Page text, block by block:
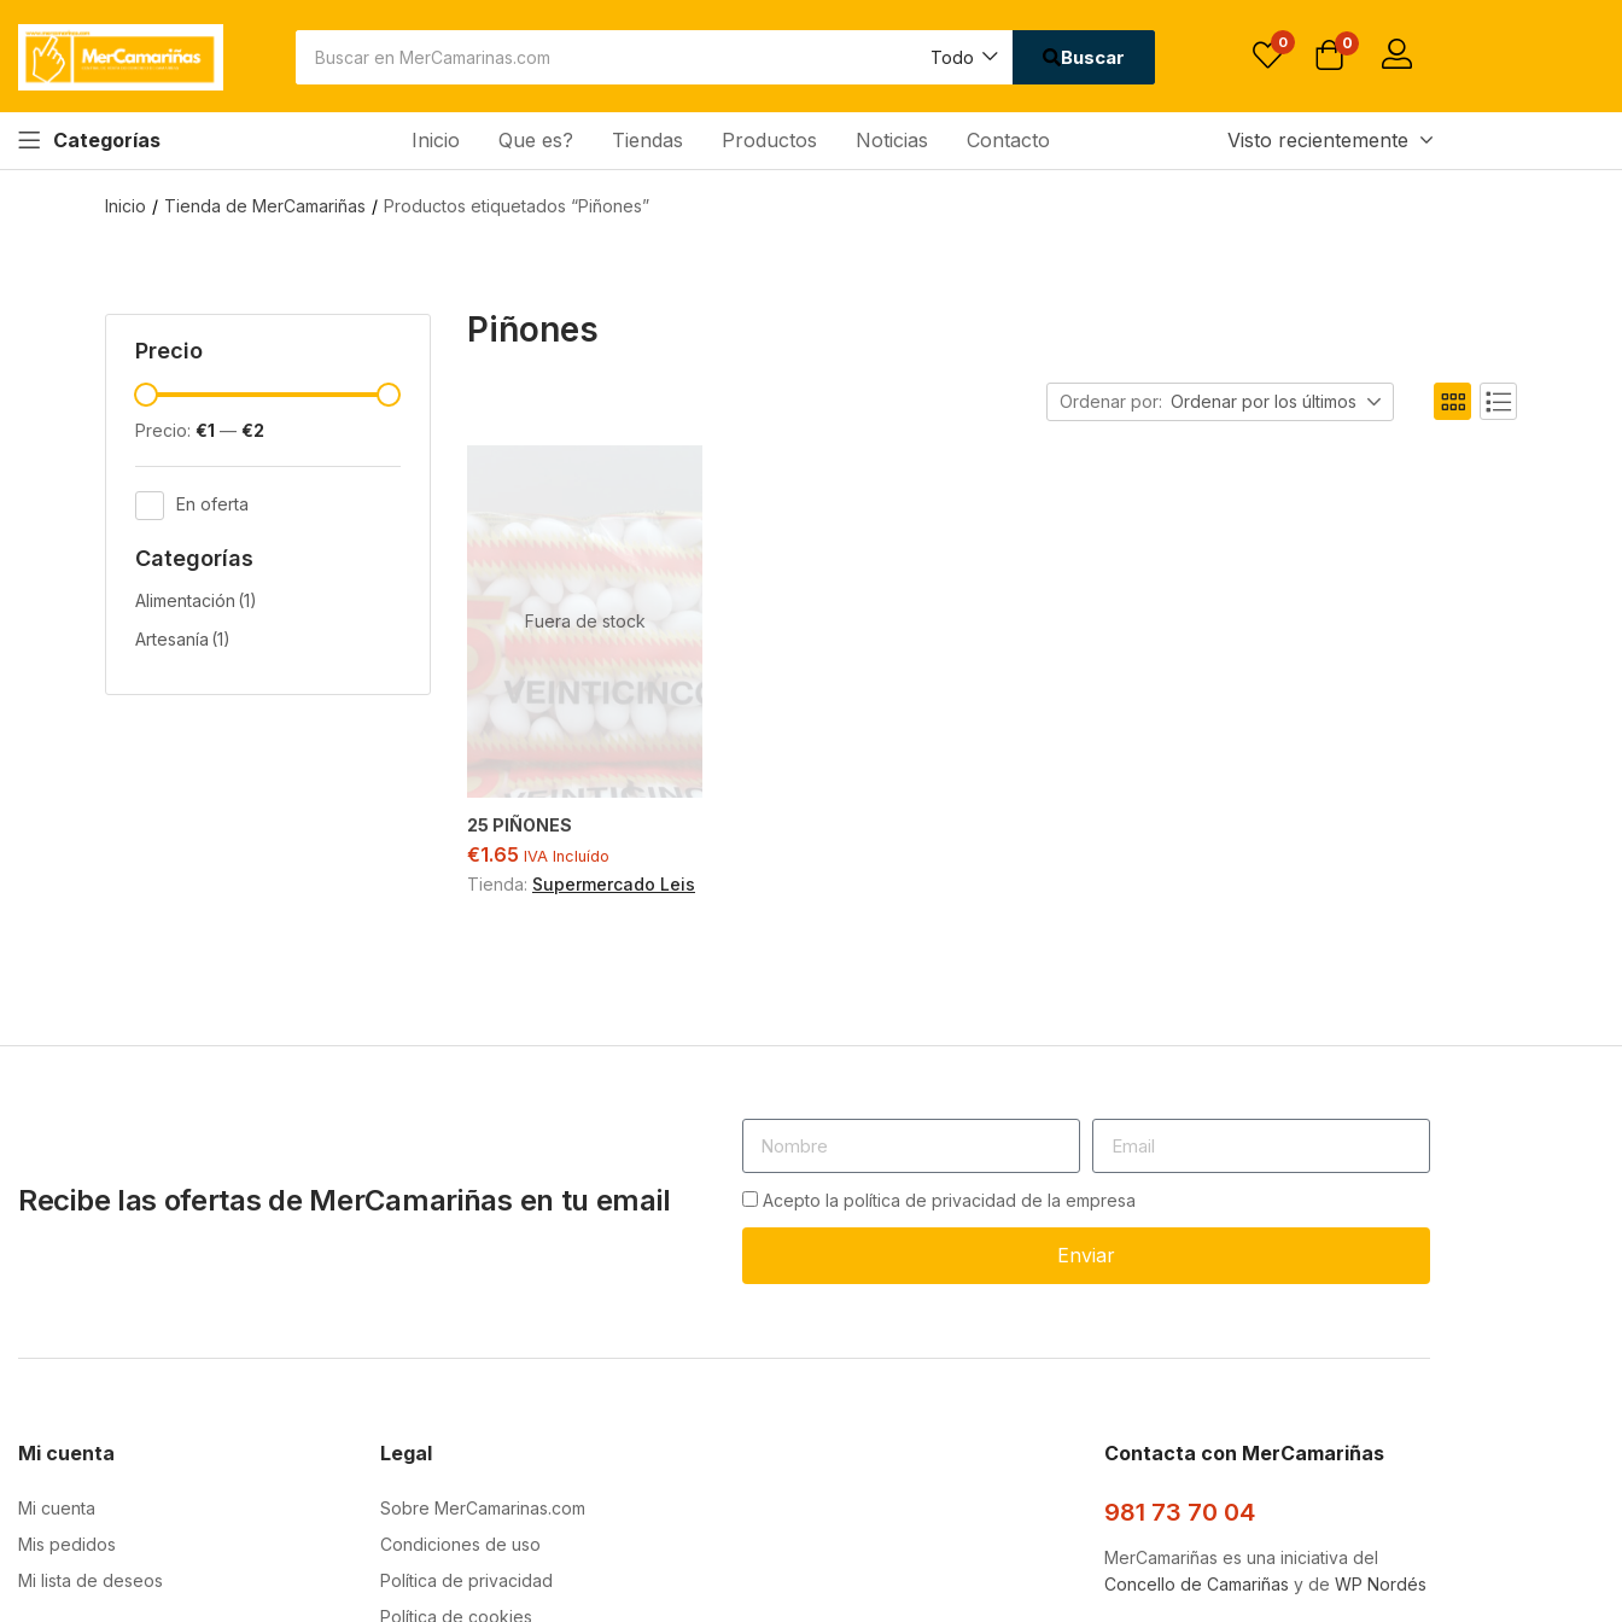
Todo Buscar
0 0
Categorías Inicio Que es? Tiendas Productos Noticias Contacto Visto recientemente
Inicio Tienda de MerCamariñas Productos etiquetados “Piñones”
Precio
Precio: €1 — €2
En oferta
Categorías
Alimentación (1)
Artesanía (1)
Piñones
Ordenar por: Ordenar por los últimos
Fuera de stock
25 PIÑONES
€1.65 IVA Incluído
Tienda: Supermercado Leis
Recibe las ofertas de MerCamariñas en tu email Acepto la política de privacidad de la empresa
Enviar
Mi cuenta
Mi cuenta
Mis pedidos
Mi lista de deseos
Legal
Sobre MerCamarinas.com
Condiciones de uso
Política de privacidad
Política de cookies
Contacta con MerCamariñas
981 73 70 04
MerCamariñas es una iniciativa del
Concello de Camariñas y de WP Nordés